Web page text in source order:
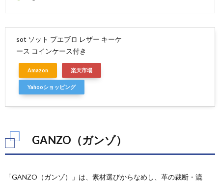
sot ソット プエブロ レザー キーケ
ース コインケース付き
Amazon 楽天市場
Yahooショッピング
GANZO（ガンゾ）
「GANZO（ガンゾ）」は、素材選びからなめし、革の裁断・漉